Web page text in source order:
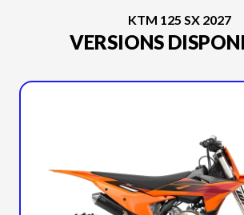
KTM 125 SX 2027
VERSIONS